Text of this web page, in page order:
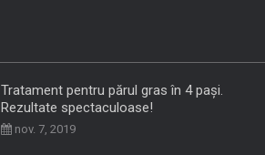
Tratament pentru părul gras în 4 pași.
Rezultate spectaculoase!
nov. 7, 2019